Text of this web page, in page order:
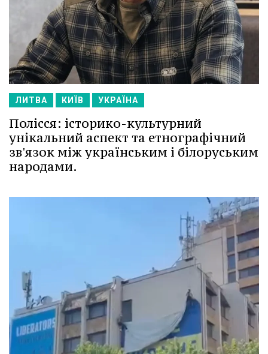
ЛИТВА КИЇВ УКРАЇНА
Полісся: історико-культурний
унікальний аспект та етнографічний
зв'язок між українським і білоруським
народами.